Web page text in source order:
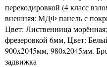
перекодировкой (4 класс
внешняя: МДФ панель с
Цвет: Лиственница
фрезеровкой 6мм, Цвет:
900x2045мм, 980x2045мм.
задвижка